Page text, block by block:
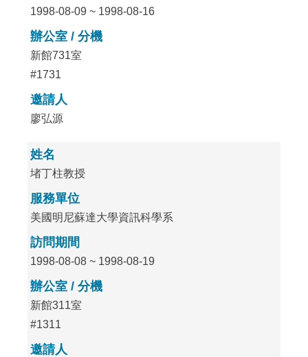
1998-08-09 ~ 1998-08-16
辦公室 / 分機
新館731室
#1731
邀請人
廖弘源
姓名
堵丁柱教授
服務單位
美國明尼蘇達大學資訊科學系
訪問期間
1998-08-08 ~ 1998-08-19
辦公室 / 分機
新館311室
#1311
邀請人